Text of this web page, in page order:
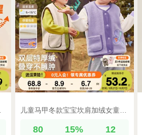
儿童马甲冬款宝宝坎肩加绒女童保暖背心秋冬婴儿衣服冬装男童童装
80 15% 12